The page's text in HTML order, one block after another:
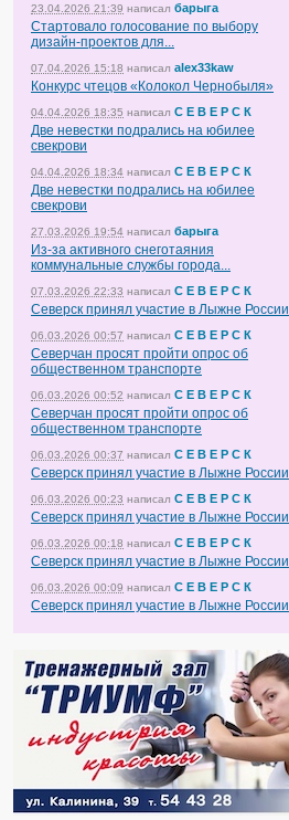
23.04.2026 21:39 написал барыга
Стартовало голосование по выбору
дизайн-проектов для...
07.04.2026 15:18 написал alex33kaw
Конкурс чтецов «Колокол Чернобыля»
04.04.2026 18:35 написал С Е В Е Р С К
Две невестки подрались на юбилее
свекрови
04.04.2026 18:34 написал С Е В Е Р С К
Две невестки подрались на юбилее
свекрови
27.03.2026 19:54 написал барыга
Из-за активного снеготаяния
коммунальные службы города...
07.03.2026 22:33 написал С Е В Е Р С К
Северск принял участие в Лыжне России
06.03.2026 00:57 написал С Е В Е Р С К
Северчан просят пройти опрос об
общественном транспорте
06.03.2026 00:52 написал С Е В Е Р С К
Северчан просят пройти опрос об
общественном транспорте
06.03.2026 00:37 написал С Е В Е Р С К
Северск принял участие в Лыжне России
06.03.2026 00:23 написал С Е В Е Р С К
Северск принял участие в Лыжне России
06.03.2026 00:18 написал С Е В Е Р С К
Северск принял участие в Лыжне России
06.03.2026 00:09 написал С Е В Е Р С К
Северск принял участие в Лыжне России